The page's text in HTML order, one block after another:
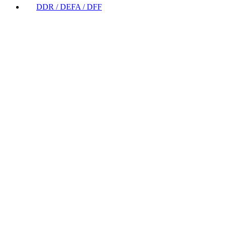
DDR / DEFA / DFF